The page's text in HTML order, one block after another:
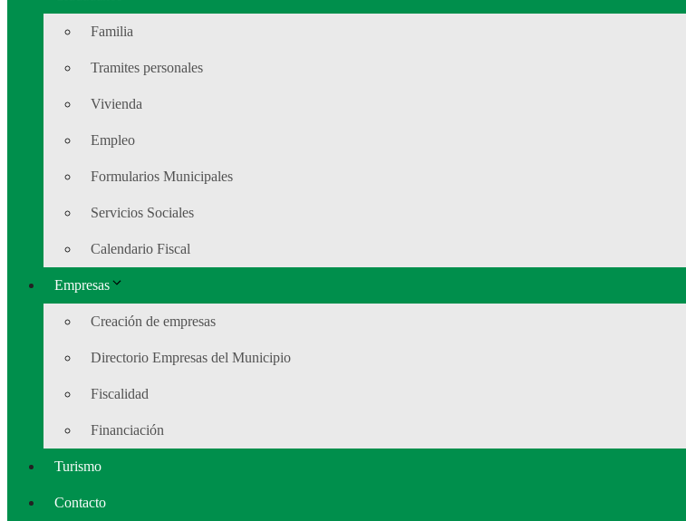
Familia
Tramites personales
Vivienda
Empleo
Formularios Municipales
Servicios Sociales
Calendario Fiscal
Empresas
Creación de empresas
Directorio Empresas del Municipio
Fiscalidad
Financiación
Turismo
Contacto